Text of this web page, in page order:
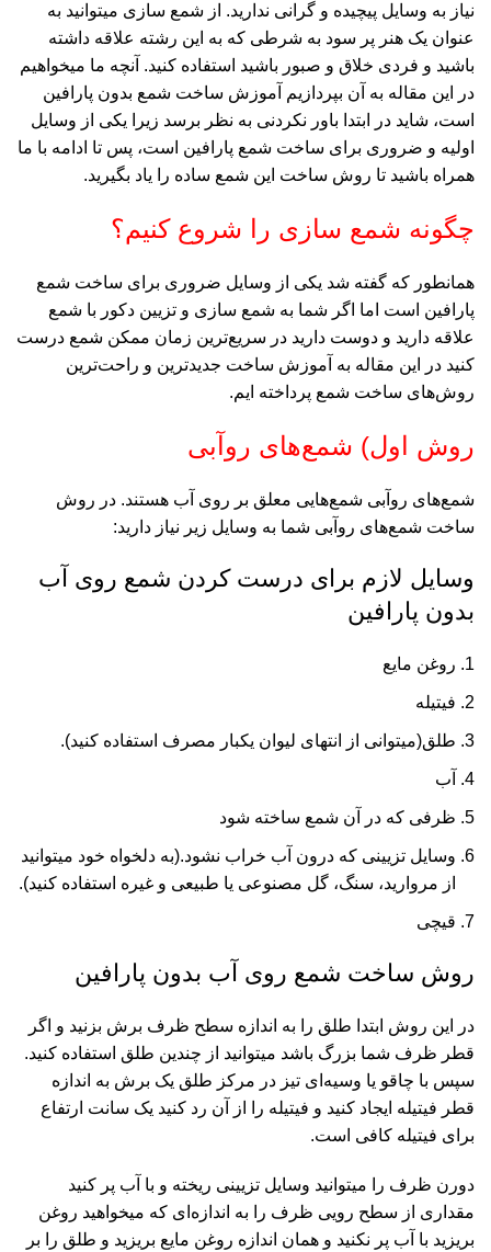
نیاز به وسایل پیچیده و گرانی ندارید. از شمع سازی میتوانید به
عنوان یک هنر پر سود به شرطی که به این رشته علاقه داشته
باشید و فردی خلاق و صبور باشید استفاده کنید. آنچه ما میخواهیم
در این مقاله به آن بپردازیم آموزش ساخت شمع بدون پارافین
است، شاید در ابتدا باور نکردنی به نظر برسد زیرا یکی از وسایل
اولیه و ضروری برای ساخت شمع پارافین است، پس تا ادامه با ما
همراه باشید تا روش ساخت این شمع ساده را یاد بگیرید.
چگونه شمع سازی را شروع کنیم؟
همانطور که گفته شد یکی از وسایل ضروری برای ساخت شمع
پارافین است اما اگر شما به شمع سازی و تزیین دکور با شمع
علاقه دارید و دوست دارید در سریع‌ترین زمان ممکن شمع درست
کنید در این مقاله به آموزش ساخت جدیدترین و راحت‌ترین
روش‌های ساخت شمع پرداخته ایم.
روش اول) شمع‌های روآبی
شمع‌های روآبی شمع‌هایی معلق بر روی آب هستند. در روش
ساخت شمع‌های روآبی شما به وسایل زیر نیاز دارید:
وسایل لازم برای درست کردن شمع روی آب
بدون پارافین
روغن مایع
فیتیله
طلق(میتوانی از انتهای لیوان یکبار مصرف استفاده کنید).
آب
ظرفی که در آن شمع ساخته شود
وسایل تزیینی که درون آب خراب نشود.(به دلخواه خود میتوانید
از مروارید، سنگ، گل مصنوعی یا طبیعی و غیره استفاده کنید).
قیچی
روش ساخت شمع روی آب بدون پارافین
در این روش ابتدا طلق را به اندازه سطح ظرف برش بزنید و اگر
قطر ظرف شما بزرگ باشد میتوانید از چندین طلق استفاده کنید.
سپس با چاقو یا وسیه‌ای تیز در مرکز طلق یک برش به اندازه
قطر فیتیله ایجاد کنید و فیتیله را از آن رد کنید یک سانت ارتفاع
برای فیتیله کافی است.
دورن ظرف را میتوانید وسایل تزیینی ریخته و با آب پر کنید
مقداری از سطح رویی ظرف را به اندازه‌ای که میخواهید روغن
بریزید با آب پر نکنید و همان اندازه روغن مایع بریزید و طلق را بر